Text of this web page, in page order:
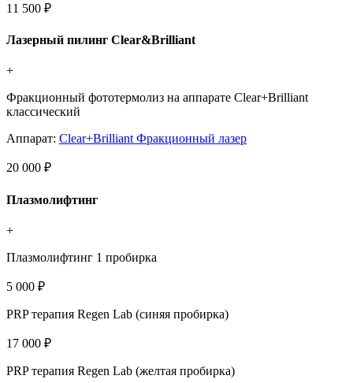
11 500 ₽
Лазерный пилинг Clear&Brilliant
+
Фракционный фототермолиз на аппарате Clear+Brilliant
классический
Аппарат: Clear+Brilliant Фракционный лазер
20 000 ₽
Плазмолифтинг
+
Плазмолифтинг 1 пробирка
5 000 ₽
PRP терапия Regen Lab (синяя пробирка)
17 000 ₽
PRP терапия Regen Lab (желтая пробирка)